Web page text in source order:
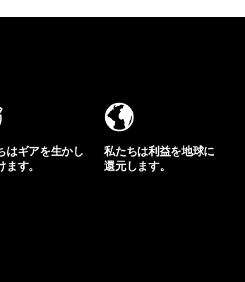
はギアを生かし
す。
私たちは利益を地球に
還元します。